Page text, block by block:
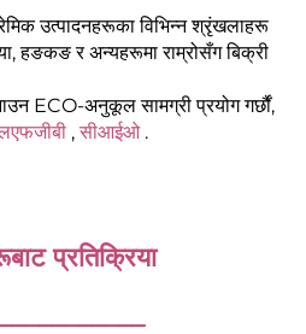
उत्पादनहरूका विभिन्न श्रृंखलाहरू
हङकङ र अन्यहरूमा राम्रोसँग बिक्री
ECO-अनुकूल सामग्री प्रयोग गर्छौं,
, सीआईओ .
प्रतिक्रिया